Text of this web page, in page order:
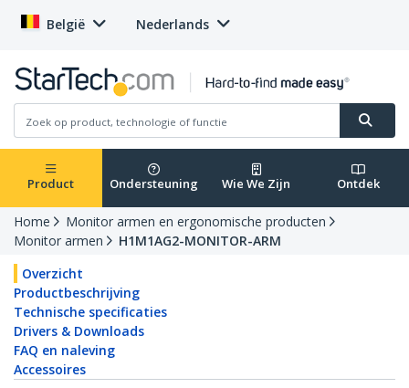
België Nederlands
Product Ondersteuning Wie We Zijn Ontdek
Home
Monitor armen en ergonomische producten
Monitor armen
H1M1AG2-MONITOR-ARM
Overzicht
Productbeschrijving
Technische specificaties
Drivers & Downloads
FAQ en naleving
Accessoires